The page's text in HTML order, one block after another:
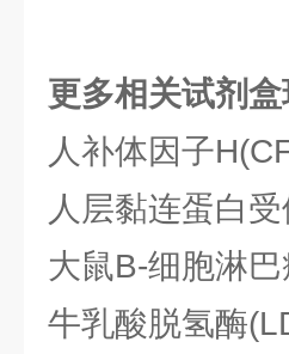
更多相关试剂盒
人补体因子
人层黏连蛋白
大鼠B-细胞淋
牛乳酸脱氢酶